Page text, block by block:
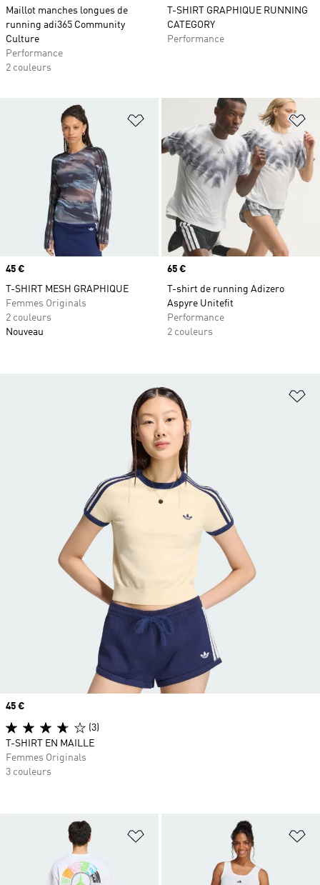
Maillot manches longues de
running adi365 Community
Culture
Performance
2 couleurs
T-SHIRT GRAPHIQUE RUNNING
CATEGORY
Performance
Ajouter à la Liste de produits
Prix
45 €
T-SHIRT MESH GRAPHIQUE
Femmes Originals
2 couleurs
Nouveau
Prix
65 €
T-shirt de running Adizero
Aspyre Unitefit
Performance
2 couleurs
Ajouter à la Liste de produits
Prix
45 €
(3)
T-SHIRT EN MAILLE
Femmes Originals
3 couleurs